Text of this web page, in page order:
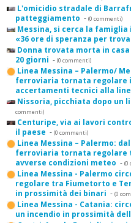
L'omicidio stradale di
patteggiamento - (0 commenti)
Messina, si cerca la
«36 ore di speranza per
Donna trovata morta in
20 giorni - (0 commenti)
Linea Messina – Palermo/
ferroviaria tornata regolare
accertamenti tecnici alla
Nissoria, picchiata dopo un
commenti)
Centuripe, via ai lavori
il paese - (0 commenti)
Linea Messina – Palermo:
ferroviaria tornata regolare
avverse condizioni meteo - (0
Linea Messina - Palermo
regolare tra Fiumetorto e
in prossimità dei binari - (0
Linea Messina - Catania:
un incendio in prossimità